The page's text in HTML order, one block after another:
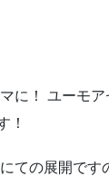
に！ ユーモ
！
ての展開です